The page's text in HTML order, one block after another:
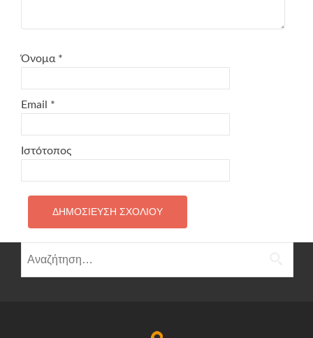
Όνομα *
Email *
Ιστότοπος
για: